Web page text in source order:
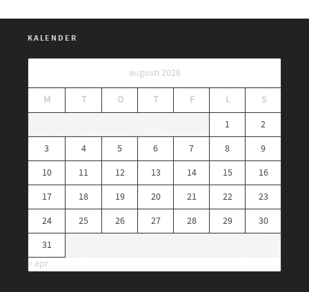
KALENDER
augusti 2026
M T O T F L
S
1
2
3
4 5 6 7 8
9
10
11 12 13 14 15
16
17
18 19 20 21 22
23
24
25 26 27 28 29
30
31
« apr